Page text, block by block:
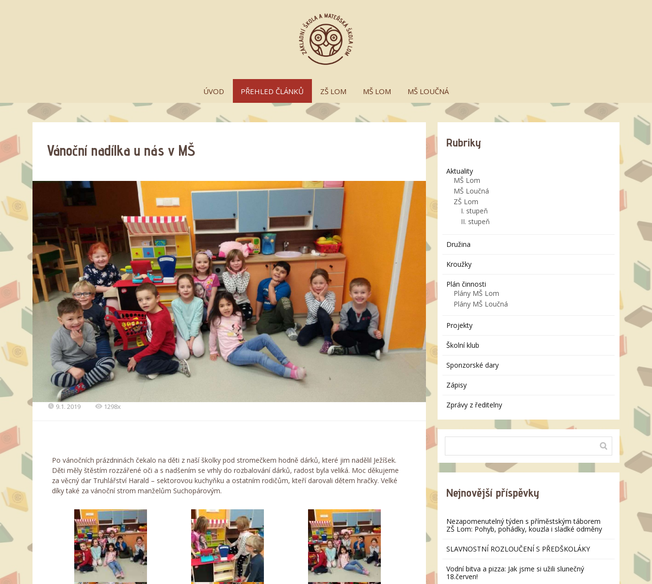
ÚVOD PŘEHLED ČLÁNKŮ ZŠ LOM MŠ LOM MŠ LOUČNÁ
Vánoční nadílka u nás v MŠ
9.1. 2019 1298x
Po vánočních prázdninách čekalo na děti z naší školky pod stromečkem hodně dárků, které jim nadělil Ježíšek.
Děti měly štěstím rozzářené oči a s nadšením se vrhly do rozbalování dárků, radost byla veliká. Moc děkujeme
za věcný dar Truhlářství Harald – sektorovou kuchyňku a ostatním rodičům, kteří darovali dětem hračky. Velké
díky také za vánoční strom manželům Suchopárovým.
Rubriky
Aktuality
MŠ Lom
MŠ Loučná
ZŠ Lom
I. stupeň
II. stupeň
Družina
Kroužky
Plán činnosti
Plány MŠ Lom
Plány MŠ Loučná
Projekty
Školní klub
Sponzorské dary
Zápisy
Zprávy z ředitelny
Nejnovější příspěvky
Nezapomenutelný týden s příměstským táborem
ZŠ Lom: Pohyb, pohádky, kouzla i sladké odměny
SLAVNOSTNÍ ROZLOUČENÍ S PŘEDŠKOLÁKY
Vodní bitva a pizza: Jak jsme si užili slunečný
18.červen!